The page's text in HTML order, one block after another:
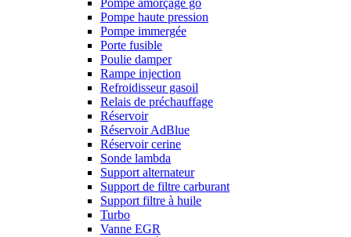
Pompe amorçage go
Pompe haute pression
Pompe immergée
Porte fusible
Poulie damper
Rampe injection
Refroidisseur gasoil
Relais de préchauffage
Réservoir
Réservoir AdBlue
Réservoir cerine
Sonde lambda
Support alternateur
Support de filtre carburant
Support filtre à huile
Turbo
Vanne EGR